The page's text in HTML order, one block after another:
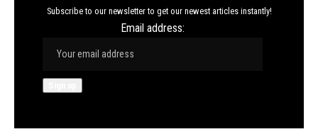
Subscribe to our newsletter to get our newest articles instantly!
Email address: